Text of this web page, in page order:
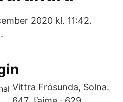
2020 kl. 11:42.
Vittra Frösunda, Solna.